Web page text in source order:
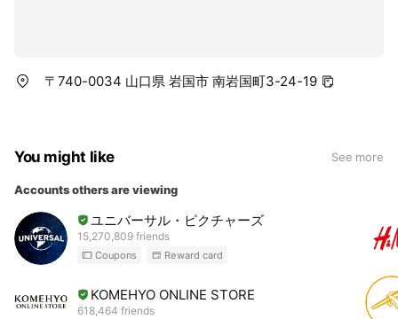
〒740-0034 山口県 岩国市 南岩国町3-24-19
You might like See more
Accounts others are viewing
ユニバーサル・ピクチャーズ
15,270,809 friends
Coupons Reward card
KOMEHYO ONLINE STORE
618,464 friends